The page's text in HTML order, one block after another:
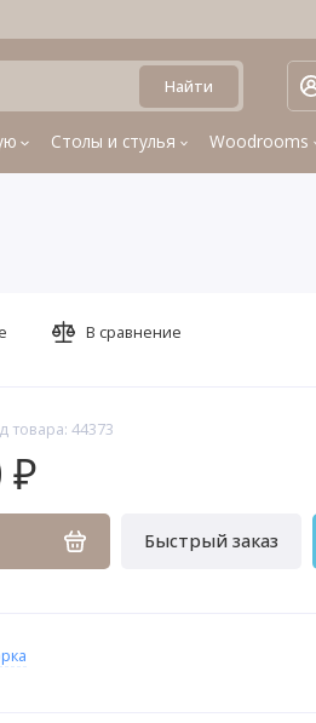
Найти
Столы и стулья Woodrooms
товара: 44373
₽
Быстрый заказ
В сравнение